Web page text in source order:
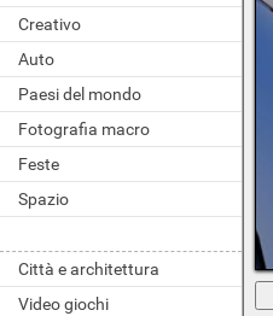
Creativo
Auto
Paesi del mondo
Fotografia macro
Feste
Spazio
Città e architettura
Video giochi